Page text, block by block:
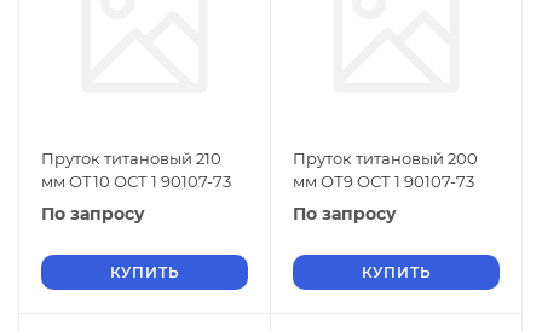
Пруток титановый 210
мм ОТ10 ОСТ 1 90107-73
По запросу
КУПИТЬ
Пруток титановый 200
мм ОТ9 ОСТ 1 90107-73
По запросу
КУПИТЬ